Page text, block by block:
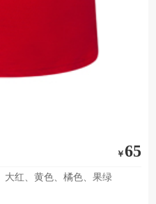
￥65
大红、黄色、橘色、果绿